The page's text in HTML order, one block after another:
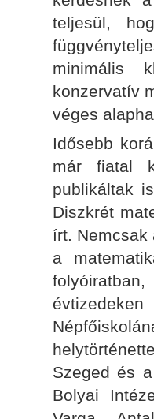
teljesül,
minimális
konzervatív
véges
Idősebb
már fiatal
publikáltak
Diszkrét
írt.
a
Szeged és
Bolyai